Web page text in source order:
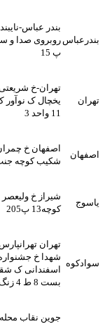
بندر عباس-نایبند شمالی-
روبروی صدا و سیما-اخلاص5
تهران-خ شریعتی روبروی خ
یخچال ک نوآور ک حقیقی پ
اصفهان خ چمران کوچه
شکیب کوچه جنت پ137
شیراز خ ولیعصر قصرالدشت
کوچه13 پ205
تهران تهرانپارس چهارراه
شهدا خ جشنواره خ
اسفندانی ک شقایق بن
جوین نقاب محله سردارآباد